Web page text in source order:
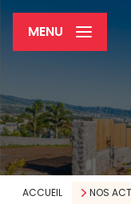
MENU
ACCUEIL NOS